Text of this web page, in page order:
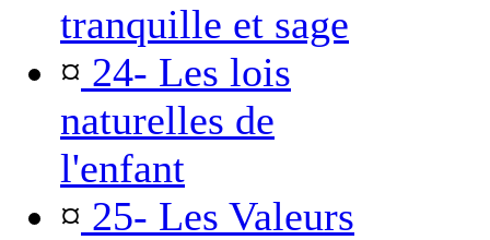
tranquille et sage
¤ 24- Les lois
naturelles de
l'enfant
¤ 25- Les Valeurs